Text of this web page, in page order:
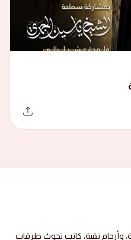
وأرحام نقية، كانت تجوبُ طرقات